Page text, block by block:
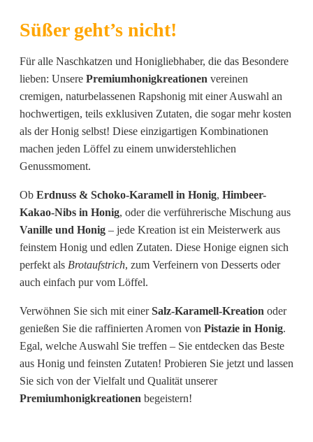
Süßer geht’s nicht!
Für alle Naschkatzen und Honigliebhaber, die das Besondere
lieben: Unsere Premiumhonigkreationen vereinen
cremigen, naturbelassenen Rapshonig mit einer Auswahl an
hochwertigen, teils exklusiven Zutaten, die sogar mehr kosten
als der Honig selbst! Diese einzigartigen Kombinationen
machen jeden Löffel zu einem unwiderstehlichen
Genussmoment.
Ob Erdnuss & Schoko-Karamell in Honig, Himbeer-
Kakao-Nibs in Honig, oder die verführerische Mischung aus
Vanille und Honig – jede Kreation ist ein Meisterwerk aus
feinstem Honig und edlen Zutaten. Diese Honige eignen sich
perfekt als Brotaufstrich, zum Verfeinern von Desserts oder
auch einfach pur vom Löffel.
Verwöhnen Sie sich mit einerSalz-Karamell-Kreation oder
genießen Sie die raffinierten Aromen von Pistazie in Honig.
Egal, welche Auswahl Sie treffen – Sie entdecken das Beste
aus Honig und feinsten Zutaten! Probieren Sie jetzt und lassen
Sie sich von der Vielfalt und Qualität unserer
Premiumhonigkreationen begeistern!